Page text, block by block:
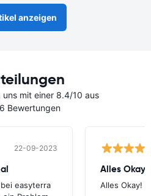
anzeigen
mit einer 8.4/10 aus
Bewertungen
22-09-2023
easyterra
Alles Okay!
Alles Okay!